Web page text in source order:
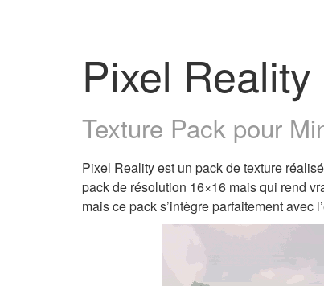
Pixel Reality
Texture Pack pour
Pixel Reality est un pack de texture
pack de résolution 16×16 mais qui rend
mais ce pack s’intègre parfaitement avec